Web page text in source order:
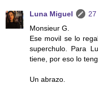
Luna Miguel
Monsieur G.
Ese movil se lo
superchulo. Para
tiene, por eso lo
Un abrazo.